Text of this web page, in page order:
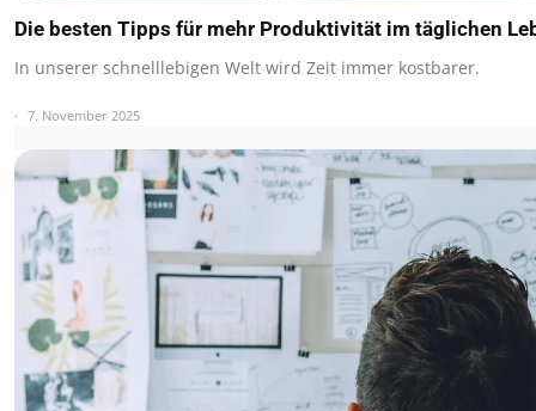
Die besten Tipps für mehr Produktivität im täglichen
In unserer schnelllebigen Welt wird Zeit immer kostbarer.
7. November 2025